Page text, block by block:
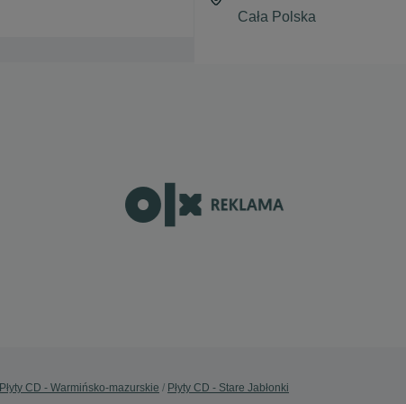
Płyty CD - Warmińsko-mazurskie Płyty CD - Stare Jabłonki